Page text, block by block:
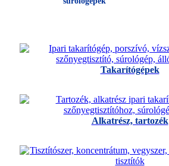
Takarítógépek
Alkatrész, tartozék